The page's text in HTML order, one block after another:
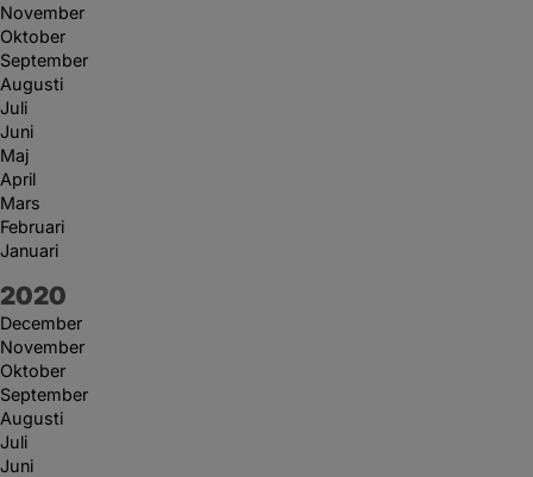
November
Oktober
September
Augusti
Juli
Juni
Maj
April
Mars
Februari
Januari
År:
2020
December
November
Oktober
September
Augusti
Juli
Juni